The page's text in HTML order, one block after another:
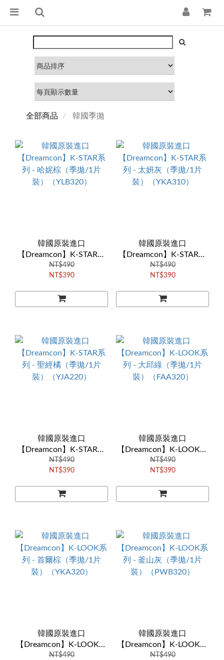
全部商品 韓國季拋
韓國原裝進口
【Dreamcon】K-STAR系
列 - 哈妮棕（季拋/1片
裝）（YLB320）
NT$490
NT$390
韓國原裝進口
【Dreamcon】K-STAR系
列 - 太妍灰（季拋/1片
裝）（YKA310）
NT$490
NT$390
韓國原裝進口
【Dreamcon】K-STAR系
列 - 聖經橘（季拋/1片
裝）（YJA220）
NT$490
NT$390
韓國原裝進口
【Dreamcon】K-LOOK系
列 - 大邱綠（季拋/1片
裝）（FAA320）
NT$490
NT$390
韓國原裝進口
【Dreamcon】K-LOOK系
列 - 首爾棕（季拋/1片
NT$490
韓國原裝進口
【Dreamcon】K-LOOK系
列 - 釜山灰（季拋/1片
NT$490